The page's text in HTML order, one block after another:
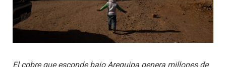
El cobre que esconde bajo Arequipa genera millones de